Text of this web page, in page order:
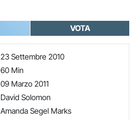
VOTA
23 Settembre 2010
60 Min
09 Marzo 2011
David Solomon
Amanda Segel Marks